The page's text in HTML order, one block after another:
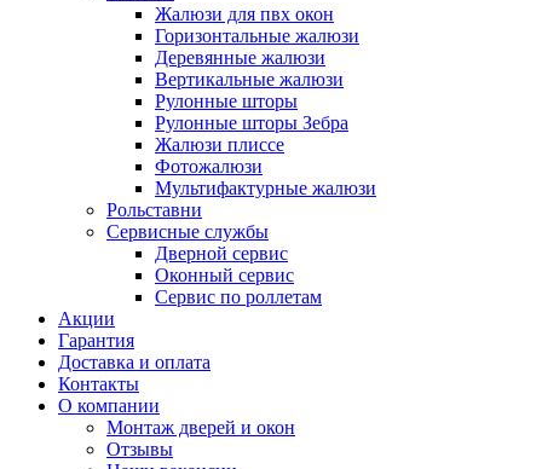
Жалюзи для пвх окон
Горизонтальные жалюзи
Деревянные жалюзи
Вертикальные жалюзи
Рулонные шторы
Рулонные шторы Зебра
Жалюзи плиссе
Фотожалюзи
Мультифактурные жалюзи
Рольставни
Сервисные службы
Дверной сервис
Оконный сервис
Сервис по роллетам
Акции
Гарантия
Доставка и оплата
Контакты
О компании
Монтаж дверей и окон
Отзывы